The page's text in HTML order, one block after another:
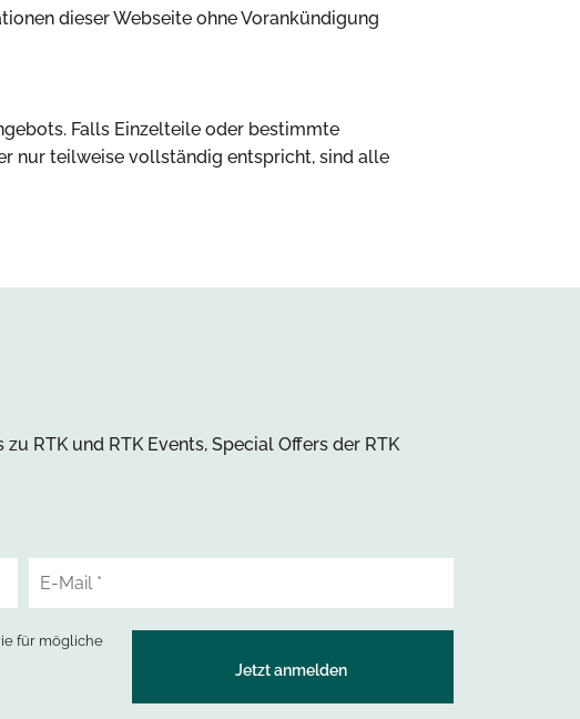
dieser Webseite ohne Vorankündigung
Falls Einzelteile oder bestimmte
nur teilweise vollständig entspricht, sind alle
RTK und RTK Events, Special Offers der RTK
für mögliche